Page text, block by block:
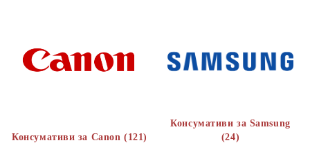
Консумативи за Canon (121)
Консумативи за Samsung
(24)